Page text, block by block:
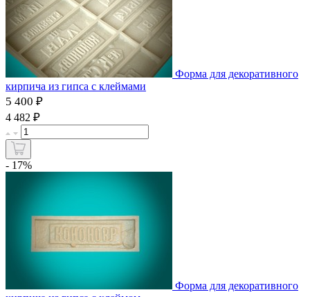
Форма для декоративного
кирпича из гипса с клеймами
5 400 ₽
4 482 ₽
- 17%
Форма для декоративного